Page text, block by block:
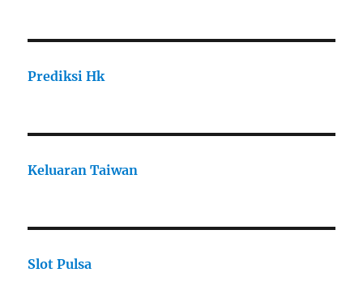
Prediksi Hk
Keluaran Taiwan
Slot Pulsa